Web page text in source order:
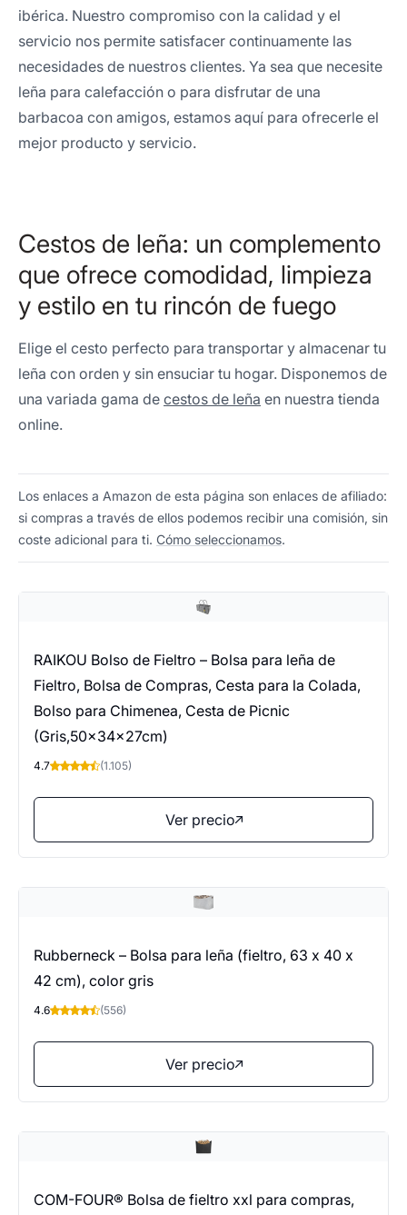
ibérica. Nuestro compromiso con la calidad y el
servicio nos permite satisfacer continuamente las
necesidades de nuestros clientes. Ya sea que necesite
leña para calefacción o para disfrutar de una
barbacoa con amigos, estamos aquí para ofrecerle el
mejor producto y servicio.
Cestos de leña: un complemento
que ofrece comodidad, limpieza
y estilo en tu rincón de fuego
Elige el cesto perfecto para transportar y almacenar tu
leña con orden y sin ensuciar tu hogar. Disponemos de
una variada gama de cestos de leña en nuestra tienda
online.
Los enlaces a Amazon de esta página son enlaces de afiliado:
si compras a través de ellos podemos recibir una comisión, sin
coste adicional para ti. Cómo seleccionamos.
RAIKOU Bolso de Fieltro – Bolsa para leña de
Fieltro, Bolsa de Compras, Cesta para la Colada,
Bolso para Chimenea, Cesta de Picnic
(Gris,50x34x27cm)
4.7 (1.105)
Ver precio
Rubberneck – Bolsa para leña (fieltro, 63 x 40 x
42 cm), color gris
4.6 (556)
Ver precio
COM-FOUR® Bolsa de fieltro xxl para compras,